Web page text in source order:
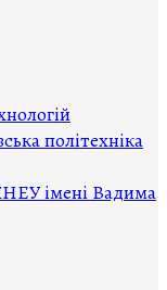
політехніка
імені Вадима